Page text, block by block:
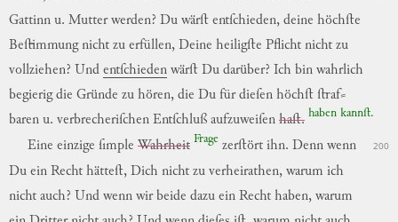
Gattinn u. Mutter werden? Du wärſt entſchieden, deine höchſte
Beſtimmung nicht zu erfüllen, Deine heiligſte Pflicht nicht zu
vollziehen? Und entſchieden wärſt Du darüber? Ich bin wahrlich
begierig die Gründe zu hören, die Du für dieſen höchſt ſtraf⸗
baren u. verbrecheriſchen Entſchluß aufzuweiſen haſt. haben kannſt.
200
Eine einzige ſimple Wahrheit Frage zerſtört ihn. Denn wenn
Du ein Recht hätteſt, Dich nicht zu verheirathen, warum ich
nicht auch? Und wenn wir beide dazu ein Recht haben, warum